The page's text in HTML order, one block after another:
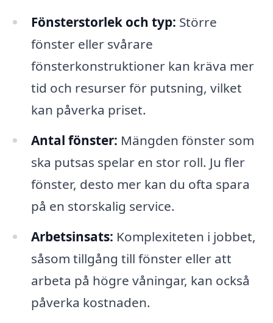
Fönsterstorlek och typ: Större
fönster eller svårare
fönsterkonstruktioner kan kräva mer
tid och resurser för putsning, vilket
kan påverka priset.
Antal fönster: Mängden fönster som
ska putsas spelar en stor roll. Ju fler
fönster, desto mer kan du ofta spara
på en storskalig service.
Arbetsinsats: Komplexiteten i jobbet,
såsom tillgång till fönster eller att
arbeta på högre våningar, kan också
påverka kostnaden.